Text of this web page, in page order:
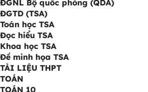
ĐGNL Bộ quốc phòng (QDA)
ĐGTD (TSA)
Toán học TSA
Đọc hiểu TSA
Khoa học TSA
Đề minh họa TSA
TÀI LIỆU THPT
TOÁN
TOÁN 10